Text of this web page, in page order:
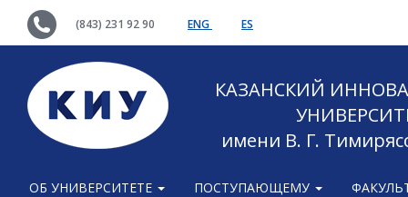
(843) 231 92 90 ENG ES
КАЗАНСКИЙ
имени В. Г.
ОБ УНИВЕРСИТЕТЕ ПОСТУПАЮЩЕМУ